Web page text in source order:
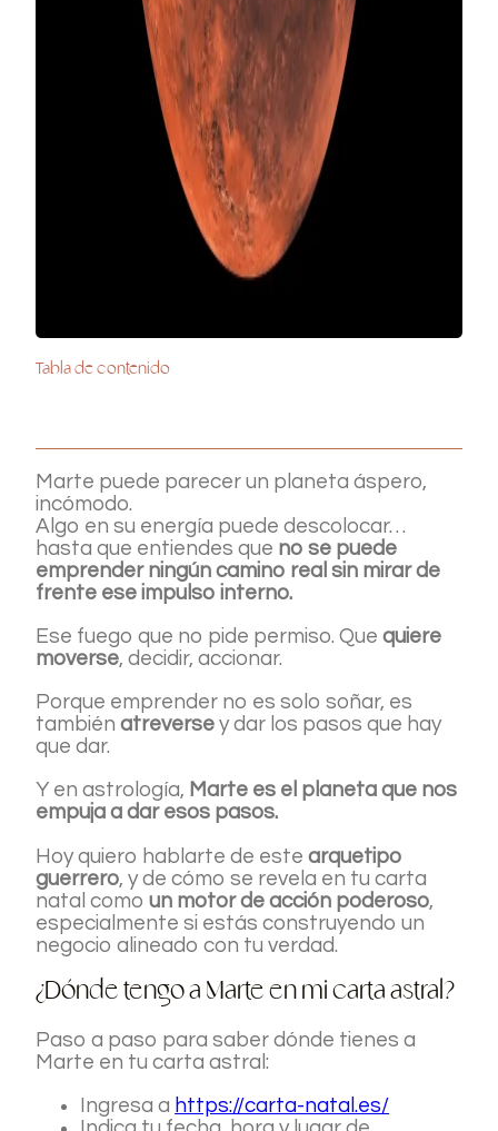
Tabla de contenido
Marte puede parecer un planeta áspero,
incómodo.
Algo en su energía puede descolocar…
hasta que entiendes que no se puede
emprender ningún camino real sin mirar de
frente ese impulso interno.
Ese fuego que no pide permiso. Quequiere
moverse, decidir, accionar.
Porque emprender no es solo soñar, es
tambiénatreverse y dar los pasos que hay
que dar.
Y en astrología, Marte es el planeta que nos
empuja a dar esos pasos.
Hoy quiero hablarte de estearquetipo
guerrero, y de cómo se revela en tu carta
natal comoun motor de acción poderoso,
especialmente si estás construyendo un
negocio alineado con tu verdad.
¿Dónde tengo a Marte en mi carta astral?
Paso a paso para saber dónde tienes a
Marte en tu carta astral:
Ingresa a https://carta-natal.es/